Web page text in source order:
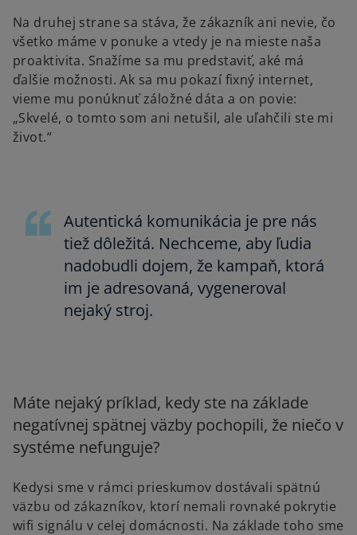
Na druhej strane sa stáva, že zákazník ani nevie, čo
všetko máme v ponuke a vtedy je na mieste naša
proaktivita. Snažíme sa mu predstaviť, aké má
ďalšie možnosti. Ak sa mu pokazí fixný internet,
vieme mu ponúknuť záložné dáta a on povie:
„Skvelé, o tomto som ani netušil, ale uľahčili ste mi
život.“
Autentická komunikácia je pre nás
tiež dôležitá. Nechceme, aby ľudia
nadobudli dojem, že kampaň, ktorá
im je adresovaná, vygeneroval
nejaký stroj.
Máte nejaký príklad, kedy ste na základe
negatívnej spätnej väzby pochopili, že niečo v
systéme nefunguje?
Kedysi sme v rámci prieskumov dostávali spätnú
väzbu od zákazníkov, ktorí nemali rovnaké pokrytie
wifi signálu v celej domácnosti. Na základe toho sme